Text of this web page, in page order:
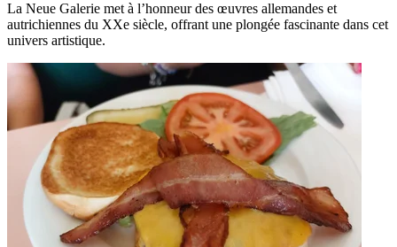
La Neue Galerie met à l’honneur des œuvres allemandes et
autrichiennes du XXe siècle, offrant une plongée fascinante dans cet
univers artistique.